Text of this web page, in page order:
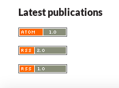
Latest publications